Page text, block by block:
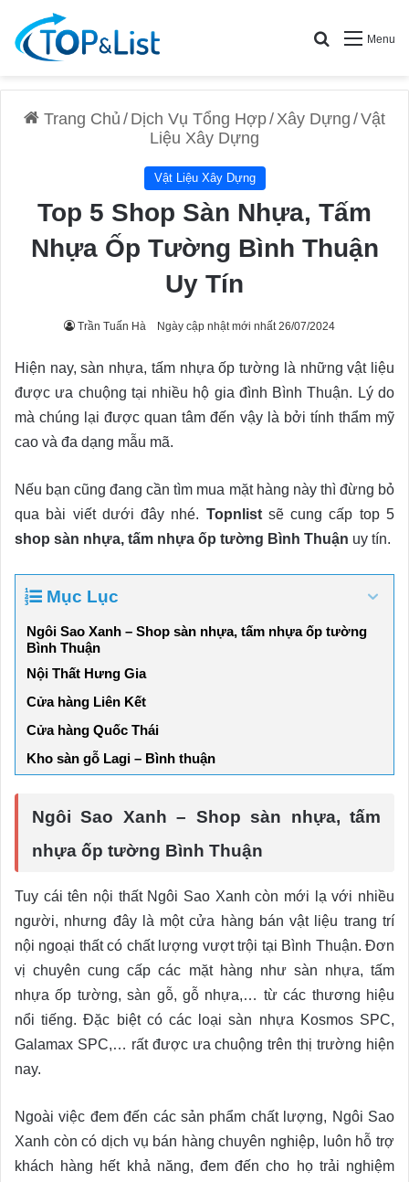
Menu
Search for
Trang Chủ / Dịch Vụ Tổng Hợp/Xây Dựng /Vật
Liệu Xây Dựng
Vật Liệu Xây Dựng
Top 5 Shop Sàn Nhựa, Tấm
Nhựa Ốp Tường Bình Thuận
Uy Tín
Trần Tuấn Hà Ngày cập nhật mới nhất 26/07/2024
Hiện nay, sàn nhựa, tấm nhựa ốp tường là những vật liệu
được ưa chuộng tại nhiều hộ gia đình Bình Thuận. Lý do
mà chúng lại được quan tâm đến vậy là bởi tính thẩm mỹ
cao và đa dạng mẫu mã.
Nếu bạn cũng đang cần tìm mua mặt hàng này thì đừng bỏ
qua bài viết dưới đây nhé. Topnlistsẽ cung cấp top 5
shop sàn nhựa, tấm nhựa ốp tường Bình Thuận uy tín.
Mục Lục
Ngôi Sao Xanh – Shop sàn nhựa, tấm nhựa ốp tường
Bình Thuận
Nội Thất Hưng Gia
Cửa hàng Liên Kết
Cửa hàng Quốc Thái
Kho sàn gỗ Lagi – Bình thuận
Ngôi Sao Xanh – Shop sàn nhựa, tấm
nhựa ốp tường Bình Thuận
Tuy cái tên nội thất Ngôi Sao Xanh còn mới lạ với nhiều
người, nhưng đây là một cửa hàng bán vật liệu trang trí
nội ngoại thất có chất lượng vượt trội tại Bình Thuận. Đơn
vị chuyên cung cấp các mặt hàng như sàn nhựa, tấm
nhựa ốp tường, sàn gỗ, gỗ nhựa,… từ các thương hiệu
nổi tiếng. Đặc biệt có các loại sàn nhựa Kosmos SPC,
Galamax SPC,… rất được ưa chuộng trên thị trường hiện
nay.
Ngoài việc đem đến các sản phẩm chất lượng, Ngôi Sao
Xanh còn có dịch vụ bán hàng chuyên nghiệp, luôn hỗ trợ
khách hàng hết khả năng, đem đến cho họ trải nghiệm